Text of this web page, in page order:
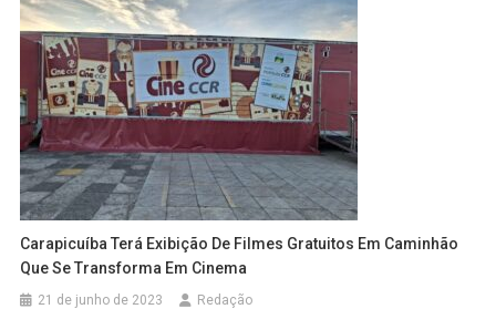
Carapicuíba Terá Exibição De Filmes Gratuitos Em Caminhão
Que Se Transforma Em Cinema
21 de junho de 2023 Redação